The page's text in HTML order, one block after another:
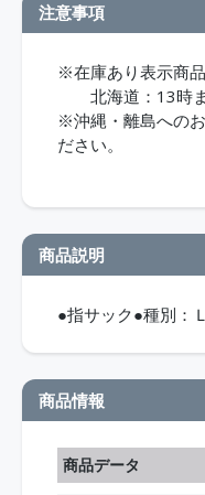
注意事項
※在庫あり表示商
北海道：13時ま
※沖縄・離島への
ださい。
商品説明
●指サック●種別：
商品情報
商品データ